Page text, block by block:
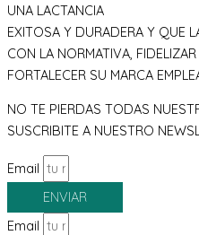
UNA LACTANCIA
EXITOSA Y DURADERA Y QUE
CON LA NORMATIVA,
FORTALECER SU MARCA
NO TE PIERDAS TODAS
SUSCRIBITE A NUESTRO
Email
ENVIAR
Email